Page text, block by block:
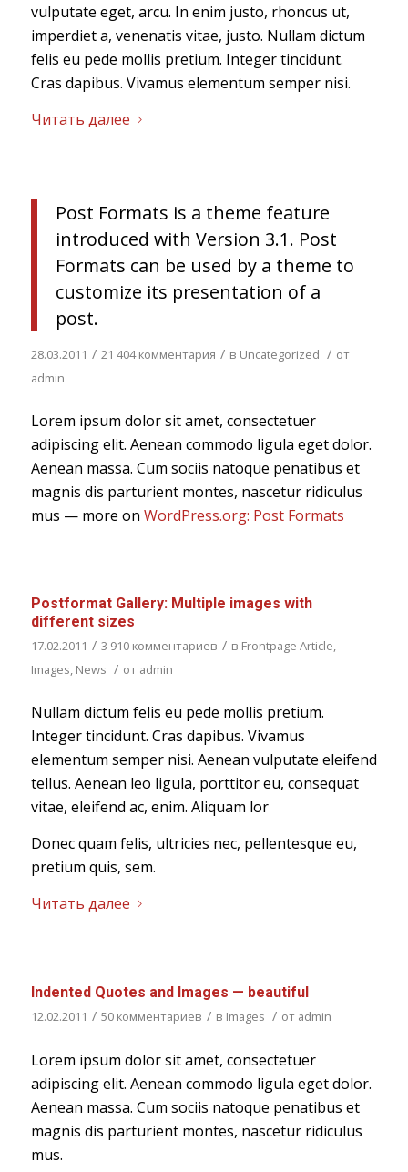
vulputate eget, arcu. In enim justo, rhoncus ut,
imperdiet a, venenatis vitae, justo. Nullam dictum
felis eu pede mollis pretium. Integer tincidunt.
Cras dapibus. Vivamus elementum semper nisi.
Читать далее
Post Formats is a theme feature
introduced with Version 3.1. Post
Formats can be used by a theme to
customize its presentation of a
post.
28.03.2011 / 21 404 комментария / в Uncategorized / от
admin
Lorem ipsum dolor sit amet, consectetuer
adipiscing elit. Aenean commodo ligula eget dolor.
Aenean massa. Cum sociis natoque penatibus et
magnis dis parturient montes, nascetur ridiculus
mus — more on WordPress.org: Post Formats
Postformat Gallery: Multiple images with
different sizes
17.02.2011 / 3 910 комментариев / в Frontpage Article,
Images, News / от admin
Nullam dictum felis eu pede mollis pretium.
Integer tincidunt. Cras dapibus. Vivamus
elementum semper nisi. Aenean vulputate eleifend
tellus. Aenean leo ligula, porttitor eu, consequat
vitae, eleifend ac, enim. Aliquam lor
Donec quam felis, ultricies nec, pellentesque eu,
pretium quis, sem.
Читать далее
Indented Quotes and Images — beautiful
12.02.2011 / 50 комментариев / в Images / от admin
Lorem ipsum dolor sit amet, consectetuer
adipiscing elit. Aenean commodo ligula eget dolor.
Aenean massa. Cum sociis natoque penatibus et
magnis dis parturient montes, nascetur ridiculus
mus.